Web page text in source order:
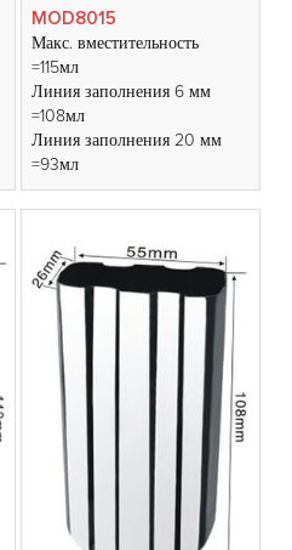
MOD8015
Макс. вместительность
=115мл
Линия заполнения 6 мм
=108мл
Линия заполнения 20 мм
=93мл